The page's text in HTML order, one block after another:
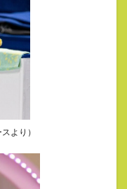
より）